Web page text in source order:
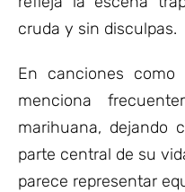
cruda y sin disculpas.
En canciones como
menciona
marihuana, dejando
parte central de su
parece representar